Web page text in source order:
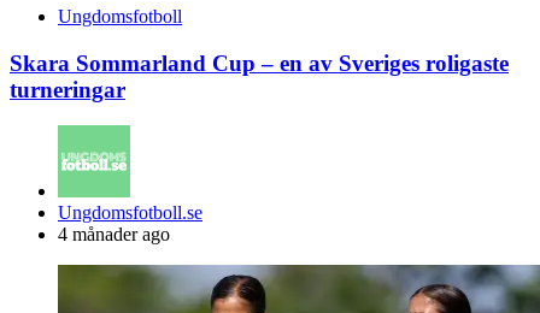
Ungdomsfotboll
Skara Sommarland Cup – en av Sveriges roligaste
turneringar
Posted
by
Ungdomsfotboll.se
4 månader ago